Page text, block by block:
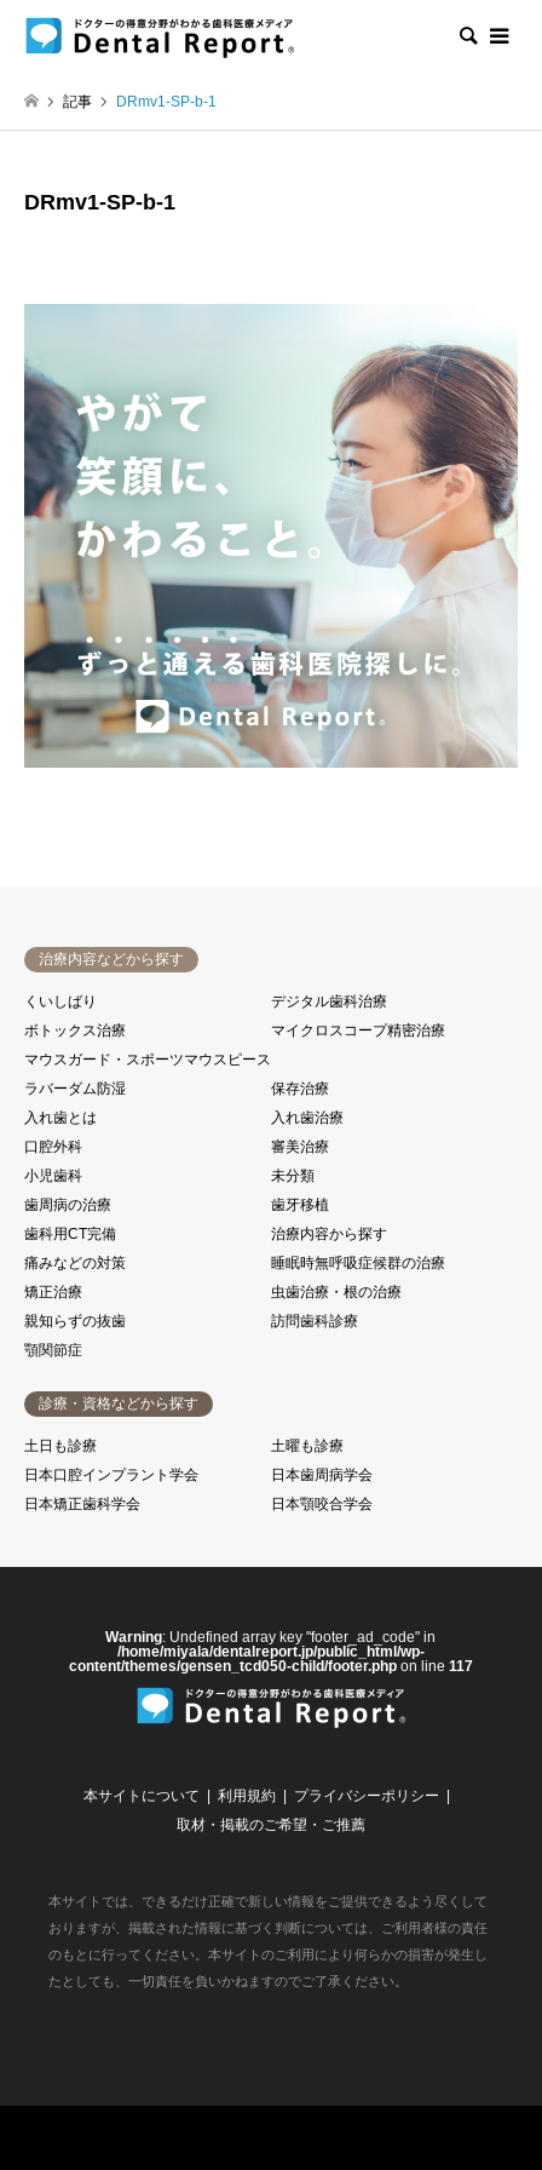
検索
記事 DRmv1-SP-b-1
DRmv1-SP-b-1
治療内容などから探す
くいしばり
デジタル歯科治療
ボトックス治療
マイクロスコープ精密治療
マウスガード・スポーツマウスピース
ラバーダム防湿
保存治療
入れ歯とは
入れ歯治療
口腔外科
審美治療
小児歯科
未分類
歯周病の治療
歯牙移植
歯科用CT完備
治療内容から探す
痛みなどの対策
睡眠時無呼吸症候群の治療
矯正治療
虫歯治療・根の治療
親知らずの抜歯
訪問歯科診療
顎関節症
診療・資格などから探す
土日も診療
土曜も診療
日本口腔インプラント学会
日本歯周病学会
日本矯正歯科学会
日本顎咬合学会
Warning: Undefined array key "footer_ad_code" in
/home/miyala/dentalreport.jp/public_html/wp-
content/themes/gensen_tcd050-child/footer.php on line 117
本サイトについて 利用規約
プライバシーポリシー
取材・掲載のご希望・ご推薦
本サイトでは、できるだけ正確で新しい情報をご提供できるよう尽くして
おりますが、掲載された情報に基づく判断については、ご利用者様の責任
のもとに行ってください。本サイトのご利用により何らかの損害が発生し
たとしても、一切責任を負いかねますのでご了承ください。